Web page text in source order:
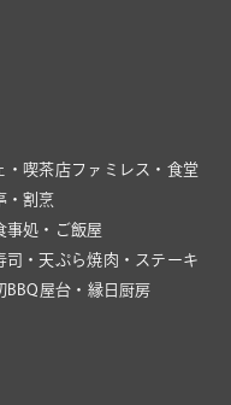
・喫茶店ファミレス・食堂
・割烹
事処・ご飯屋
司・天ぷら焼肉・ステーキ
BBQ 屋台・縁日 厨房